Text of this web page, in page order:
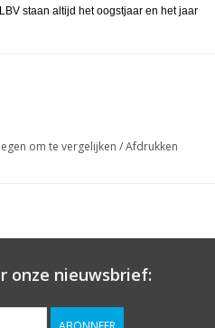
staan altijd het oogstjaar en het jaar
om te vergelijken /Afdrukken
onze nieuwsbrief: